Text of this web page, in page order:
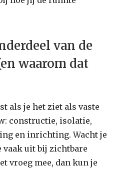
van de
waarom dat
als je het ziet als vaste
constructie, isolatie,
en inrichting. Wacht je
vaak uit bij zichtbare
vroeg mee, dan kun je